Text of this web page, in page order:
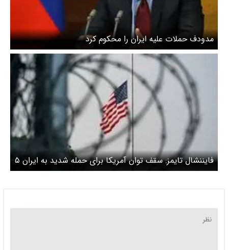
مدودف حملات علیه ایران را محکوم کرد
فایننشال تایمز: سقف توان آمریکا برای حمله شدید به ایران ۵
روز است